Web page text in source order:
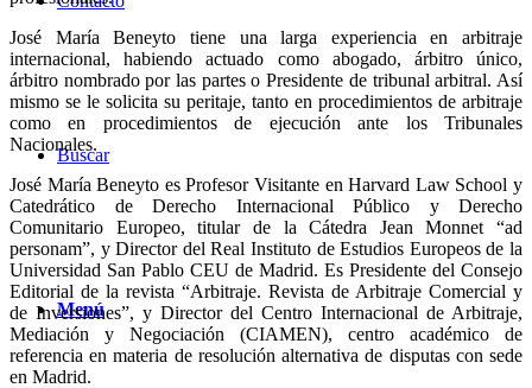
Buscar
Menú
José María Beneyto tiene una larga experiencia en arbitraje
internacional, habiendo actuado como abogado, árbitro único,
árbitro nombrado por las partes o Presidente de tribunal arbitral. Así
mismo se le solicita su peritaje, tanto en procedimientos de arbitraje
como en procedimientos de ejecución ante los Tribunales
Nacionales.
José María Beneyto es Profesor Visitante en Harvard Law School y
Catedrático de Derecho Internacional Público y Derecho
Comunitario Europeo, titular de la Cátedra Jean Monnet “ad
personam”, y Director del Real Instituto de Estudios Europeos de la
Universidad San Pablo CEU de Madrid. Es Presidente del Consejo
Editorial de la revista “Arbitraje. Revista de Arbitraje Comercial y
de Inversiones”, y Director del Centro Internacional de Arbitraje,
Mediación y Negociación (CIAMEN), centro académico de
referencia en materia de resolución alternativa de disputas con sede
en Madrid.